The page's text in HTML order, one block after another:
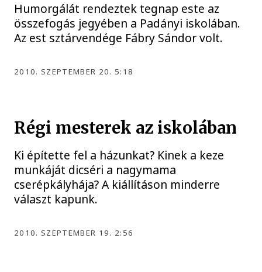
Humorgálát rendeztek tegnap este az
összefogás jegyében a Padányi iskolában.
Az est sztárvendége Fábry Sándor volt.
2010. SZEPTEMBER 20. 5:18
Régi mesterek az iskolában
Ki építette fel a házunkat? Kinek a keze
munkáját dicséri a nagymama
cserépkályhája? A kiállításon minderre
választ kapunk.
2010. SZEPTEMBER 19. 2:56